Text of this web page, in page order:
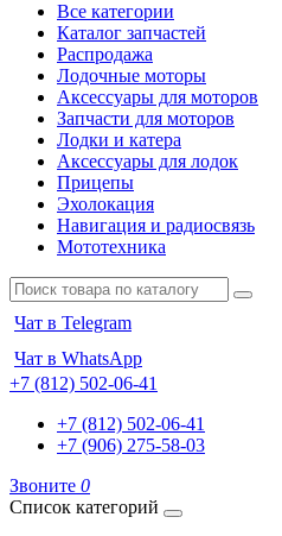
Все категории
Каталог запчастей
Распродажа
Лодочные моторы
Аксессуары для моторов
Запчасти для моторов
Лодки и катера
Аксессуары для лодок
Прицепы
Эхолокация
Навигация и радиосвязь
Мототехника
Чат в Telegram
Чат в WhatsApp
+7 (812) 502-06-41
+7 (812) 502-06-41
+7 (906) 275-58-03
Звоните 0
Список категорий